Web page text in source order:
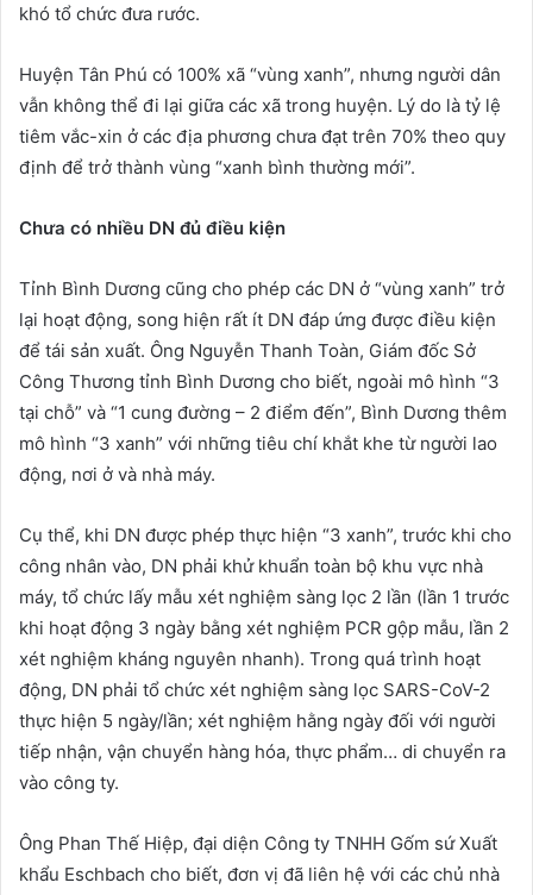
khó tổ chức đưa rước.
Huyện Tân Phú có 100% xã “vùng xanh”, nhưng người dân
vẫn không thể đi lại giữa các xã trong huyện. Lý do là tỷ lệ
tiêm vắc-xin ở các địa phương chưa đạt trên 70% theo quy
định để trở thành vùng “xanh bình thường mới”.
Chưa có nhiều DN đủ điều kiện
Tỉnh Bình Dương cũng cho phép các DN ở “vùng xanh” trở
lại hoạt động, song hiện rất ít DN đáp ứng được điều kiện
để tái sản xuất. Ông Nguyễn Thanh Toàn, Giám đốc Sở
Công Thương tỉnh Bình Dương cho biết, ngoài mô hình “3
tại chỗ” và “1 cung đường – 2 điểm đến”, Bình Dương thêm
mô hình “3 xanh” với những tiêu chí khắt khe từ người lao
động, nơi ở và nhà máy.
Cụ thể, khi DN được phép thực hiện “3 xanh”, trước khi cho
công nhân vào, DN phải khử khuẩn toàn bộ khu vực nhà
máy, tổ chức lấy mẫu xét nghiệm sàng lọc 2 lần (lần 1 trước
khi hoạt động 3 ngày bằng xét nghiệm PCR gộp mẫu, lần 2
xét nghiệm kháng nguyên nhanh). Trong quá trình hoạt
động, DN phải tổ chức xét nghiệm sàng lọc SARS-CoV-2
thực hiện 5 ngày/lần; xét nghiệm hằng ngày đối với người
tiếp nhận, vận chuyển hàng hóa, thực phẩm… di chuyển ra
vào công ty.
Ông Phan Thế Hiệp, đại diện Công ty TNHH Gốm sứ Xuất
khẩu Eschbach cho biết, đơn vị đã liên hệ với các chủ nhà